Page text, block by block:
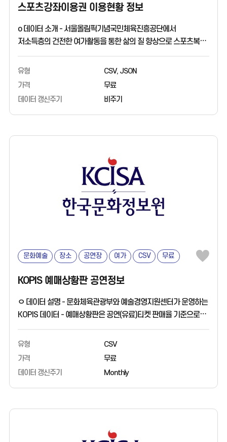
스포츠강좌이용권 이용현황 정보
o 데이터 소개 - 서울올림픽기념국민체육진흥공단에서
저소득층의 건전한 여가활동을 통한 삶의 질 향상으로 스포츠복지
강좌의 이용현황 정보를 제공하는 데이터입니다.
스포츠강좌이용권으로 이용가능한 강좌의 현황(시설명, 주소,
강좌가격)을 조회할 수 있습니다. o 활용분야 - 스포츠강좌이용권
관련 정보 제공 등 o 데이터출처 -
유형
CSV, JSON
가격
무료
데이터 갱신주기
비주기
문화예술 장소 공연장 여가 CSV 무료
KOPIS 예매상황판 공연정보
ㅇ 데이터 설명 - 문화체육관광부와 예술경영지원센터가 운영하는
KOPIS 데이터 - 예매상황판은 공연(유료)티켓 판매율 기준으로
활용분야 - 코로나로 인한 전국 공연산업 현황 분석 - 전국
공연산업 비교 분석 - 인구통계 데이터와 융합 분석 ㅇ 데이터출처
유형
CSV
가격
무료
데이터 갱신주기
Monthly